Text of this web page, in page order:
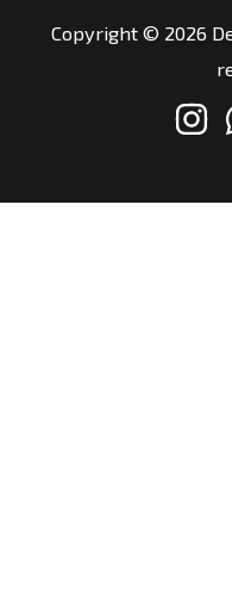
Copyright © 2026